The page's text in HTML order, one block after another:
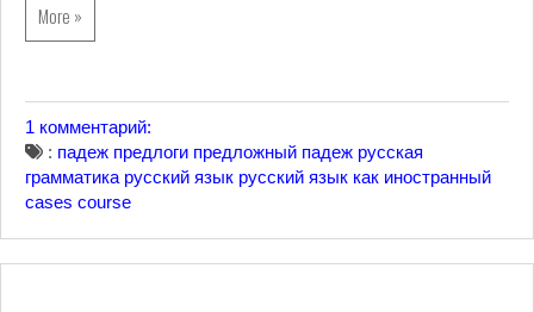
More »
1 комментарий:
: падеж предлоги предложный падеж русская
грамматика русский язык русский язык как иностранный
cases course